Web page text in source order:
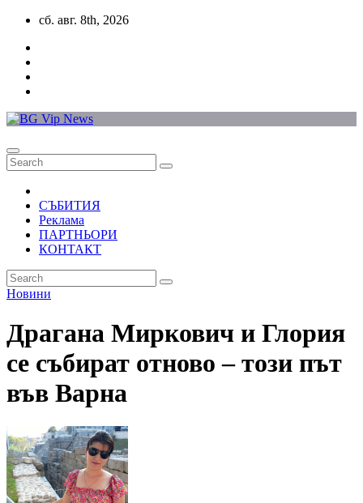
Skip
content
сб. авг. 8th, 2026
СЪБИТИЯ
Реклама
ПАРТНЬОРИ
КОНТАКТ
Новини
Драгана Миркович и Глория
се събират отново – този път
във Варна